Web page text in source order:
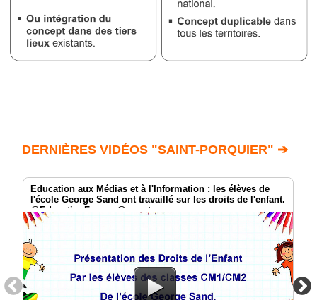
DERNIÈRES VIDÉOS "SAINT-PORQUIER" ➔
Education aux Médias et à l'Information : les élèves de
l'école George Sand ont travaillé sur les droits de l'enfant.
@EducationFrance @smartrezo